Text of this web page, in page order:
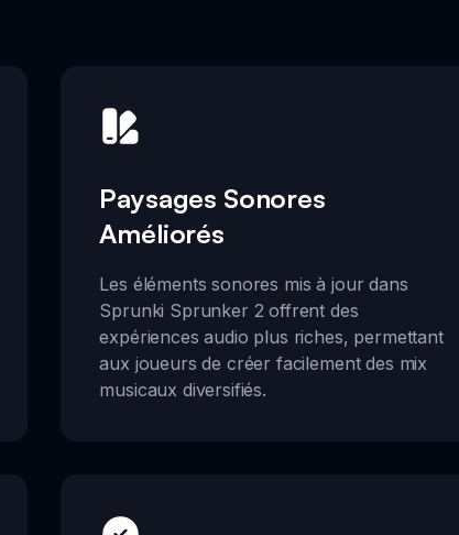
Paysages Sonores
Améliorés
Les éléments sonores mis à jour dans
Sprunki Sprunker 2 offrent des
expériences audio plus riches, permettant
aux joueurs de créer facilement des mix
musicaux diversifiés.